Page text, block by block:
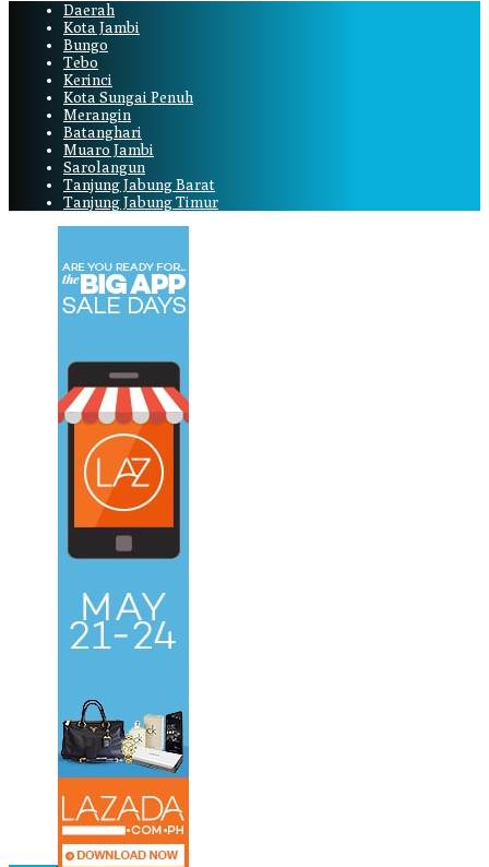
Daerah
Kota Jambi
Bungo
Tebo
Kerinci
Kota Sungai Penuh
Merangin
Batanghari
Muaro Jambi
Sarolangun
Tanjung Jabung Barat
Tanjung Jabung Timur